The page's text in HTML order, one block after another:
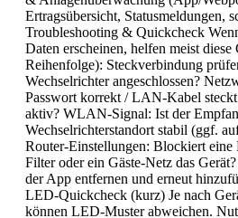
Ertragsübersicht, Statusmeldungen,
Troubleshooting & Quickcheck
Daten erscheinen, helfen meist diese
Reihenfolge): Steckverbindung
Wechselrichter angeschlossen?
Passwort korrekt / LAN-Kabel
aktiv? WLAN-Signal: Ist der
Wechselrichterstandort stabil (ggf.
Router-Einstellungen: Blockiert
Filter oder ein Gäste-Netz das
der App entfernen und erneut
LED-Quickcheck (kurz) Je nach
können LED-Muster abweichen.